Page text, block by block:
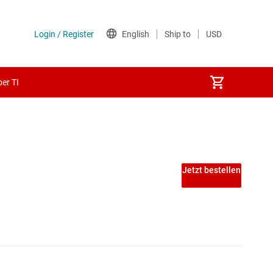
TI
Jetzt bestellen